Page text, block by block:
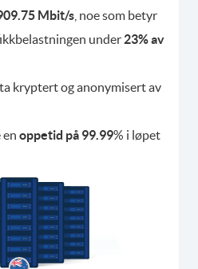
Mbit/s , noe som betyr
under 23% av
kryptert og anonymisert av
oppetid på 99.99% i løpet